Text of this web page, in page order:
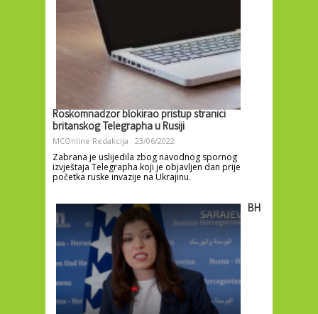
Roskomnadzor blokirao pristup stranici
britanskog Telegrapha u Rusiji
MCOnline Redakcija 23/06/2022
Zabrana je uslijedila zbog navodnog spornog
izvještaja Telegrapha koji je objavljen dan prije
početka ruske invazije na Ukrajinu.
BH